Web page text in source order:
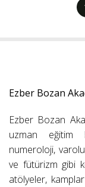
Ezber Bozan
Ezber Bozan
uzman eğitim
numeroloji,
ve fütürizm gibi
atölyeler,